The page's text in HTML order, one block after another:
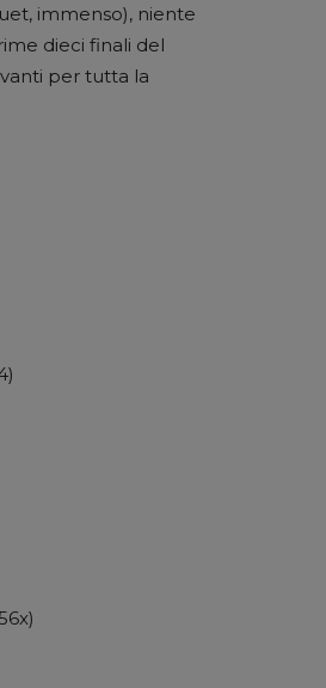
immenso), niente
dieci finali del
per tutta la